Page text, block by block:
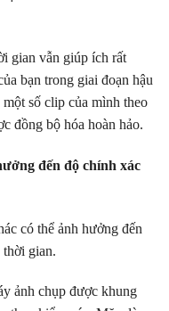
gian vẫn giúp ích rất
bạn trong giai đoạn hậu
số clip của mình theo
đồng bộ hóa hoàn hảo.
đến độ chính xác
có thể ảnh hưởng đến
thời gian.
ảnh chụp được khung